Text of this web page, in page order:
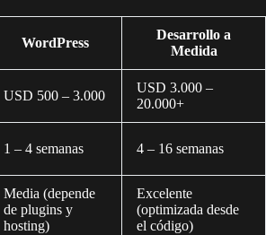
WordPress
Desarrollo a
Medida
USD 500 – 3.000
USD 3.000 –
20.000+
1 – 4 semanas 4 – 16 semanas
Media (depende
de plugins y
hosting)
Excelente
(optimizada desde
el código)